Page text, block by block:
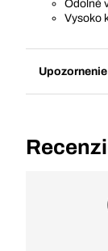
Odolné
Vysoko
Upozornenie